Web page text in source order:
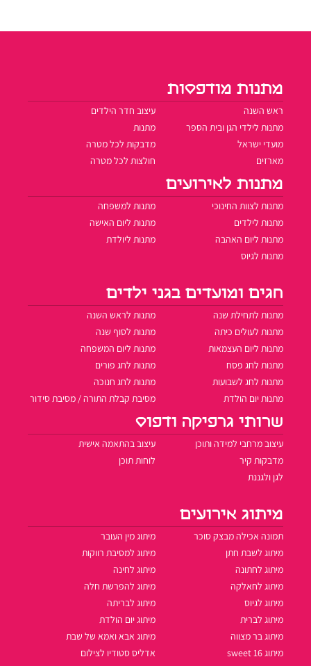
מתנות מודפסות
ראש השנה
עיצוב חדר הילדים
מתנות לילדי הגן ובית הספר
מתנות
מועדי ישראל
מדבקות לכל מטרה
מארזים
חולצות לכל מטרה
מתנות לאירועים
מתנות לצוות החינוכי
מתנות למשפחה
מתנות לילדים
מתנות ליום האישה
מתנות ליום האהבה
מתנות ליולדת
מתנות לגיוס
חגים ומועדים בגני ילדים
מתנות לתחילת שנה
מתנות לראש השנה
מתנות לעולים כיתה
מתנות לסוף שנה
מתנות ליום העצמאות
מתנות ליום המשפחה
מתנות לחג פסח
מתנות לחג פורים
מתנות לחג לשבועות
מתנות לחג חנוכה
מתנות יום הולדת
מסיבת קבלת התורה / מסיבת סידור
שרותי גרפיקה ודפוס
עיצוב מרחבי למידה ותוכן
עיצוב בהתאמה אישית
מדבקות קיר
לוחות תוכן
לגן ולגננת
מיתוג אירועים
תמונה אכילה מבצק סוכר
מיתוג מין העובר
מיתוג לשבת חתן
מיתוג למסיבת רווקות
מיתוג לחתונה
מיתוג לחינה
מיתוג לחאלקה
מיתוג להפרשת חלה
מיתוג לגיוס
מיתוג לבריתה
מיתוג לברית
מיתוג יום הולדת
מיתוג בר מצווה
מיתוג אבא ואמא של שבת
מיתוג sweet 16
אדליס סטודיו לצילום